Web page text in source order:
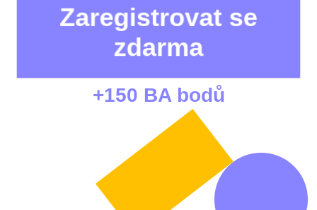
Zaregistrovat se
zdarma
+150 BA bodů